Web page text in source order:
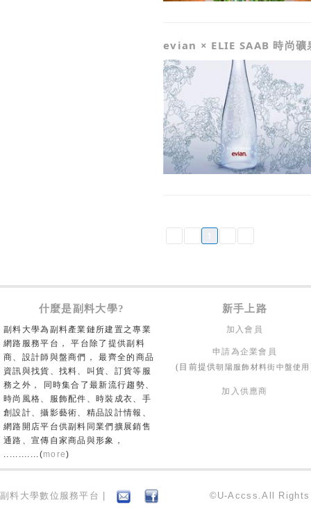
evian × ELIE SAAB 時尚礦
什麼是副料大學? 新手上路
副料大學為副料產業鏈所建置之專業
網路服務平台， 平台除了提供副料
商、設計師與盤商們， 最齊全的商品
資訊與找貨、找料、叫貨、訂貨等服
務之外， 同時集合了最新流行趨勢、
時尚風格、服飾配件、時裝成衣、手
創設計、攝影藝術、精品設計情報、
網路開店平台供副料同業們擴展銷售
通路、宣傳自家商品與形象，
............(more)
加入會員
申請為企業會員
(目前提供朝陽服飾材料街中盤使用
加入供應商
副料大學數位服務平台 | ©U-Accss.All Rights